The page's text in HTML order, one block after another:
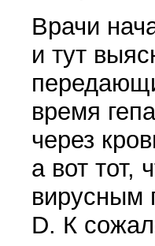
Врачи
и тут
время
через
а вот тот,
вирусным
D. К